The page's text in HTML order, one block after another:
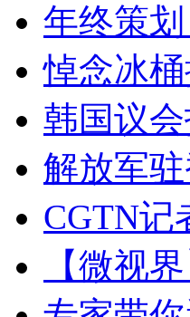
年终策
悼念冰
韩国议
解放军
CGTN记
【微视